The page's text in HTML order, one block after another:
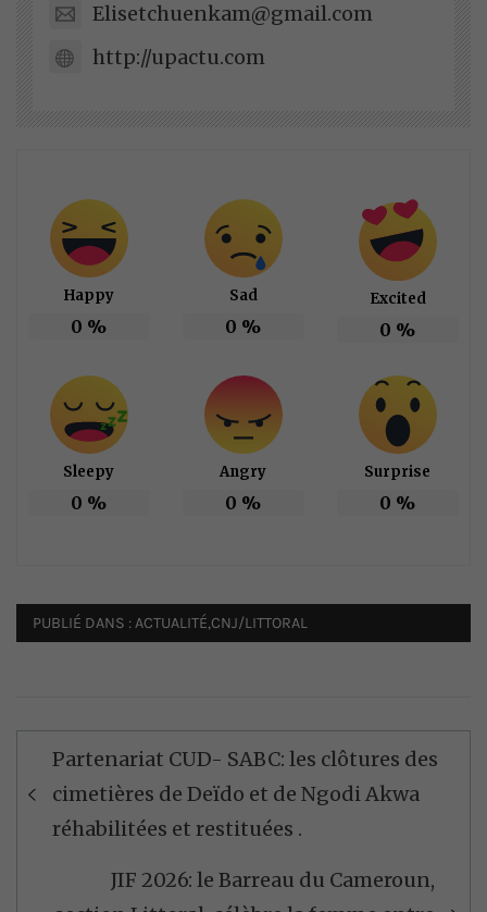
Elisetchuenkam@gmail.com
http://upactu.com
Happy
0 %
Sad
0 %
Excited
0 %
Sleepy
0 %
Angry
0 %
Surprise
0 %
PUBLIÉ DANS :ACTUALITÉ,CNJ/LITTORAL
Navigation
de
l’article
Partenariat CUD- SABC: les clôtures des
cimetières de Deïdo et de Ngodi Akwa
réhabilitées et restituées .
JIF 2026: le Barreau du Cameroun,